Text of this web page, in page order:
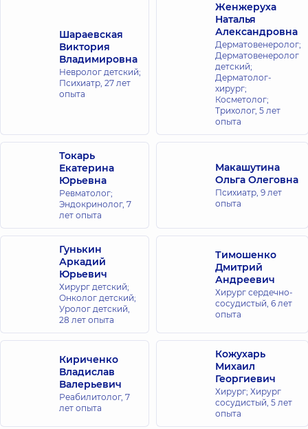
Шараевская
Виктория
Владимировна
Невролог детский;
Психиатр, 27 лет
опыта
Женжеруха
Наталья
Александровна
Дерматовенеролог;
Дерматовенеролог
детский;
Дерматолог-
хирург;
Косметолог;
Трихолог, 5 лет
опыта
Токарь
Екатерина
Юрьевна
Ревматолог;
Эндокринолог, 7
лет опыта
Макашутина
Ольга Олеговна
Психиатр, 9 лет
опыта
Гунькин
Аркадий
Юрьевич
Хирург детский;
Онколог детский;
Уролог детский,
28 лет опыта
Тимошенко
Дмитрий
Андреевич
Хирург сердечно-
сосудистый, 6 лет
опыта
Кириченко
Владислав
Валерьевич
Реабилитолог, 7
лет опыта
Кожухарь
Михаил
Георгиевич
Хирург; Хирург
сосудистый, 5 лет
опыта